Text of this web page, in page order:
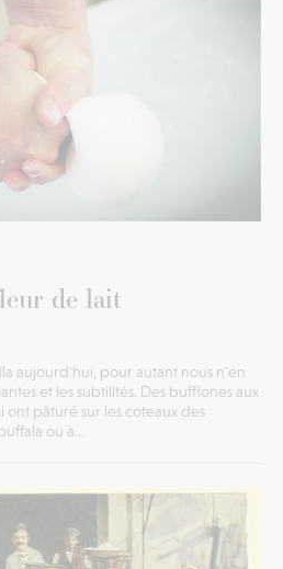
de lait
aujourd'hui, pour autant nous n'en
et les subtilités. Des bufflones aux
ont pâturé sur les coteaux des
ou à...